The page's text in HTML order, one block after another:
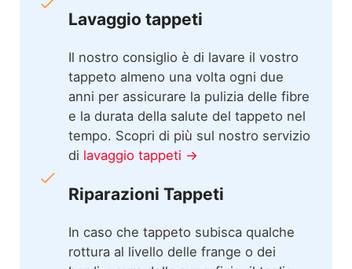
Lavaggio tappeti
Il nostro consiglio è di lavare il vostro
tappeto almeno una volta ogni due
anni per assicurare la pulizia delle fibre
e la durata della salute del tappeto nel
tempo. Scopri di più sul nostro servizio
di lavaggio tappeti →
Riparazioni Tappeti
In caso che tappeto subisca qualche
rottura al livello delle frange o dei